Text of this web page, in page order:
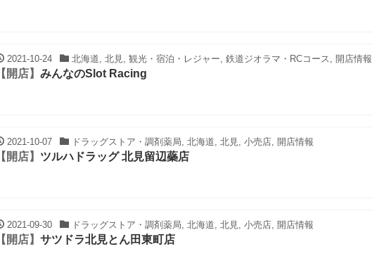
2021-10-24 北海道, 北見, 観光・宿泊・レジャー, 鉄道ジオラマ・RCコース, 開店情報
【開店】 みんなのSlot Racing
2021-10-07 ドラッグストア・調剤薬局, 北海道, 北見, 小売店, 開店情報
【開店】 ツルハドラッグ 北見留辺蘂店
2021-09-30 ドラッグストア・調剤薬局, 北海道, 北見, 小売店, 開店情報
【開店】 サツドラ北見とん田東町店